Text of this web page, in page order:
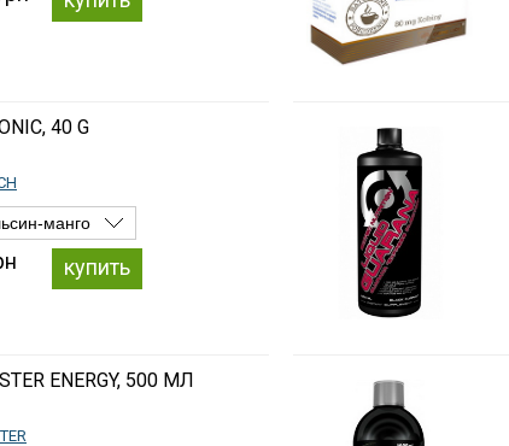
40 G
купить
ENERGY, 500 МЛ